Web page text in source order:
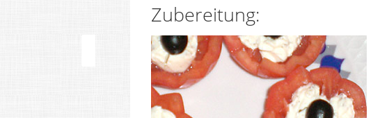
Zubereitung: